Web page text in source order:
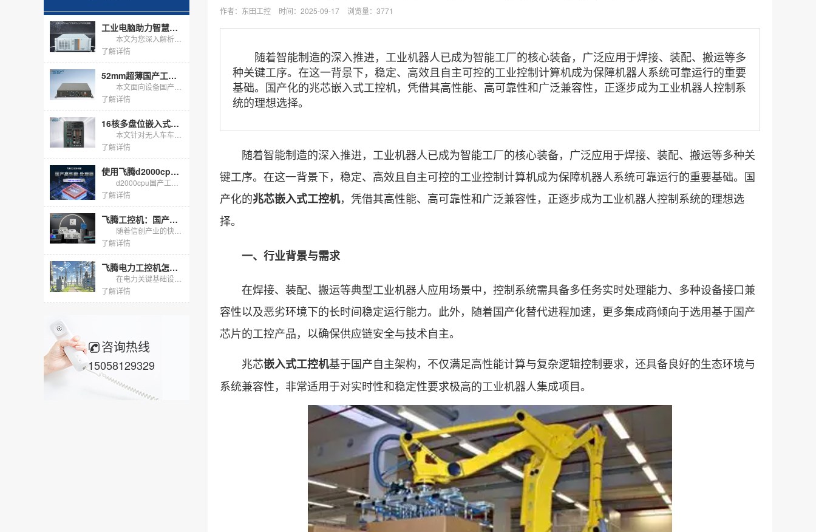
工业电脑助力智慧检测：解读DT-610X-JQ670MA
了解详情
52mm超薄国产工控机：小型设备国产化内嵌改造优选方案
了解详情
16核多盘位嵌入式无风扇工控机，适配无人车海量数据存储
了解详情
使用飞腾d2000cpu的国产工控机怎么选？
了解详情
飞腾工控机：国产芯、强性能、多场景，助力关键行业自主可控
了解详情
飞腾电力工控机怎么选？东田两款国产化主机适配电力规约采集
了解详情
咨询热线
15058129329
作者：东田工控 时间：2025-09-17 浏览量：3771
随着智能制造的深入推进，工业机器人已成为智能工厂的核心装备，广泛应用于焊接、装配、搬运等多
种关键工序。在这一背景下，稳定、高效且自主可控的工业控制计算机成为保障机器人系统可靠运行的重要
基础。国产化的兆芯嵌入式工控机，凭借其高性能、高可靠性和广泛兼容性，正逐步成为工业机器人控制系
统的理想选择。
随着智能制造的深入推进，工业机器人已成为智能工厂的核心装备，广泛应用于焊接、装配、搬运等多种关
键工序。在这一背景下，稳定、高效且自主可控的工业控制计算机成为保障机器人系统可靠运行的重要基础。国
产化的兆芯嵌入式工控机，凭借其高性能、高可靠性和广泛兼容性，正逐步成为工业机器人控制系统的理想选
择。
一、行业背景与需求
在焊接、装配、搬运等典型工业机器人应用场景中，控制系统需具备多任务实时处理能力、多种设备接口兼
容性以及恶劣环境下的长时间稳定运行能力。此外，随着国产化替代进程加速，更多集成商倾向于选用基于国产
芯片的工控产品，以确保供应链安全与技术自主。
兆芯嵌入式工控机基于国产自主架构，不仅满足高性能计算与复杂逻辑控制要求，还具备良好的生态环境与
系统兼容性，非常适用于对实时性和稳定性要求极高的工业机器人集成项目。